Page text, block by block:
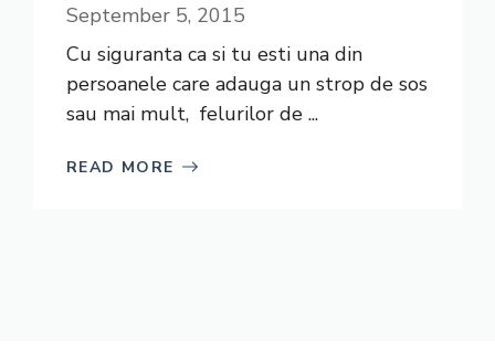
September 5, 2015
Cu siguranta ca si tu esti una din
persoanele care adauga un strop de sos
sau mai mult, felurilor de ...
READ MORE